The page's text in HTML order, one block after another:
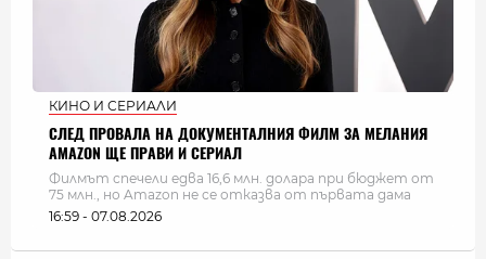
КИНО И СЕРИАЛИ
СЛЕД ПРОВАЛА НА ДОКУМЕНТАЛНИЯ ФИЛМ ЗА МЕЛАНИЯ
AMAZON ЩЕ ПРАВИ И СЕРИАЛ
Филмът спечели едва 16,6 млн. долара при бюджет от
75 млн., но Amazon не се отказва от първата дама
16:59 - 07.08.2026